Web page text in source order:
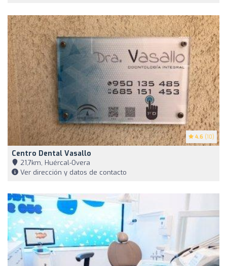
4.6 (10)
Centro Dental Vasallo
21,7km, Huércal-Overa
Ver dirección y datos de contacto